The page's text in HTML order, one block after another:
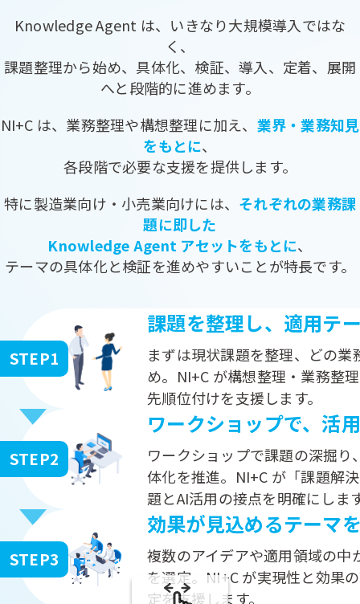
Knowledge Agent は、いきなり大規模導入ではな
く、
課題整理から始め、具体化、検証、導入、定着、展開
へと段階的に進めます。
NI+C は、業務整理や構想整理に加え、 業界・業務知見
をもとに、
各段階で必要な支援を提供します。
特に製造業向け・小売業向けには、 それぞれの業務課
題に即した
Knowledge Agent アセットをもとに、
テーマの具体化と検証を進めやすいことが特長です。
STEP1
課題を整理し、適用テ
まずは現状課題を整理、どの
め。NI+C が構想整理・業務整
先順位付けを支援します。
STEP2
ワークショップで、活
ワークショップで課題の深掘
体化を推進。NI+C が「課題解
題とAI活用の接点を明確にしま
STEP3
効果が見込めるテーマ
複数のアイデアや適用領域の
を選定。NI+C が実現性と効果
定を支援します。